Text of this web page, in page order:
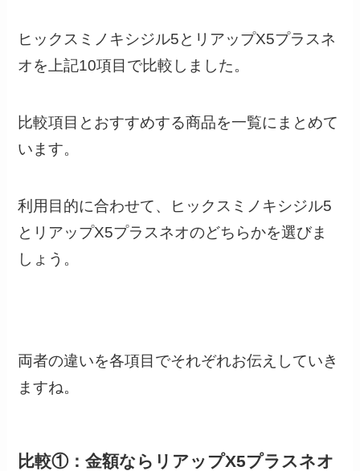
ヒックスミノキシジル5とリアップX5プラスネ
オを上記10項目で比較しました。
比較項目とおすすめする商品を一覧にまとめて
います。
利用目的に合わせて、ヒックスミノキシジル5
とリアップX5プラスネオのどちらかを選びま
しょう。
両者の違いを各項目でそれぞれお伝えしていき
ますね。
比較①：金額ならリアップX5プラスネオ